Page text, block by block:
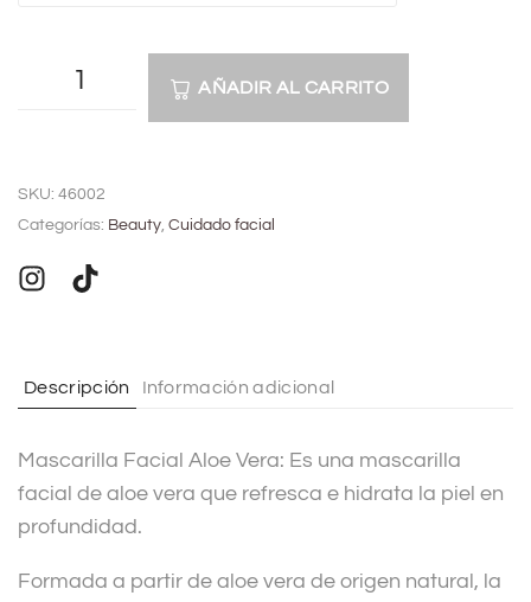
AÑADIR AL CARRITO
t
r
i
e
:
SKU: 46002
Categorías: Beauty, Cuidado facial
Descripción Información adicional
Mascarilla Facial Aloe Vera: Es una mascarilla
facial de aloe vera que refresca e hidrata la piel en
profundidad.
Formada a partir de aloe vera de origen natural, la